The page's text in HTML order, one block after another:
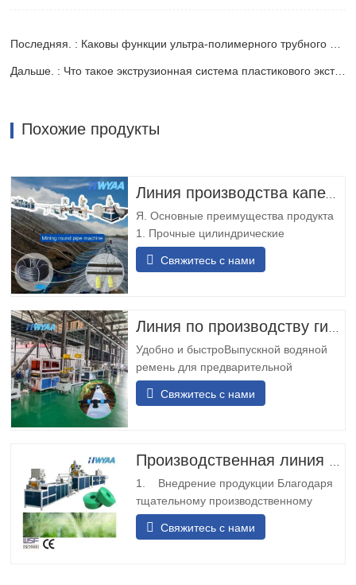
Дальше. : Что такое экструзионная система пластикового экструдера
Похожие продукты
Линия производства капельных трубок HWYAA для капельного орошения с компенсацией давления и цилиндрическими круглыми капельницами для выщелачивания на шахтах
Я. Основные преимущества продукта
1. Прочные цилиндрические
капельницы: капельная труба с
круглыми капельницами, устойчивыми
длительной эксплуатации в шахтах. 2.
Двойной вход и выход для резервного
питания: конструкция с…
Свяжитесь с нами
Удобно и быстроВыпускной водяной
ремень для предварительной
перфорации имеет модульную
конструкцию, простую и удобную в
установлен.Разнообразные
перевозкиЛенточный конвейер для
воды с предварительной перфорацией
может быть спроектирован с…
Свяжитесь с нами
1. Внедрение продукции Благодаря
тщательному производственному
процессу мы разворачиваем и
складываем исходный материал
Свяжитесь с нами